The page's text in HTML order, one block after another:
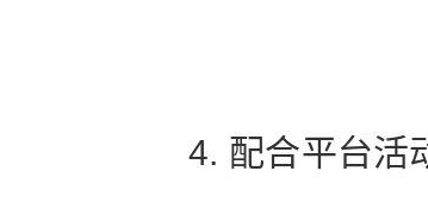
4. 配合平台活